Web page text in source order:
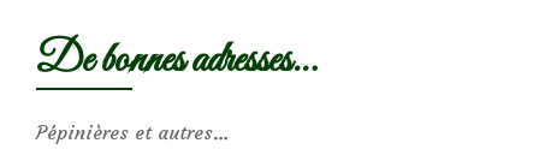
De bonnes adresses…
Pépinières et autres…